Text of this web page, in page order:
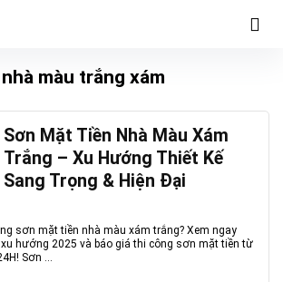
màu trắng xám
Sơn Mặt Tiền Nhà Màu Xám
Trắng – Xu Hướng Thiết Kế
Sang Trọng & Hiện Đại
sơn mặt tiền nhà màu xám trắng? Xem ngay
hướng 2025 và báo giá thi công sơn mặt tiền từ
Sơn ...